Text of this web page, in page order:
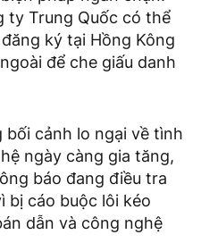
ty Trung Quốc có thể
ký tại Hồng Kông
để che giấu danh
cảnh lo ngại về tình
ngày càng gia tăng,
báo đang điều tra
bị cáo buộc lôi kéo
dẫn và công nghệ